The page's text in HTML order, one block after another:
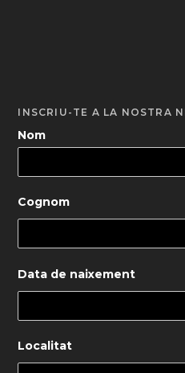
INSCRIU-TE A LA NOSTRA
Nom
Cognom
Data de naixement
Localitat